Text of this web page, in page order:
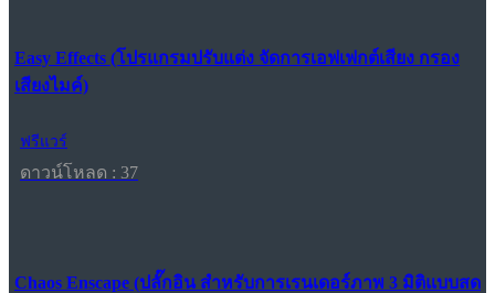
Easy Effects (โปรแกรมปรับแต่ง จัดการเอฟเฟกต์เสียง กรอง
เสียงไมค์)
ฟรีแวร์
ดาวน์โหลด : 37
Chaos Enscape (ปลั๊กอิน สำหรับการเรนเดอร์ภาพ 3 มิติแบบสด